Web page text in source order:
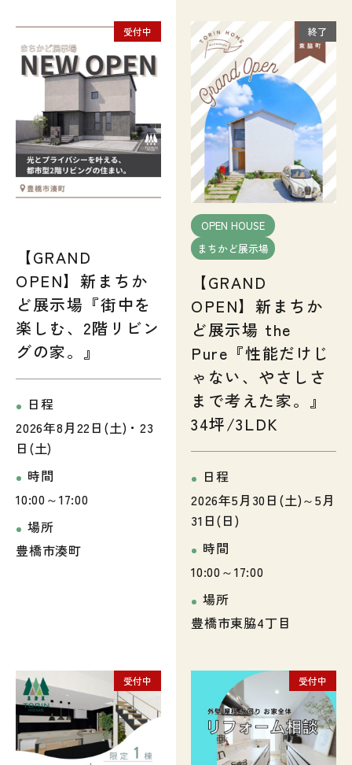
受付中
【GRAND
OPEN】新まちか
ど展示場『街中を
楽しむ、2階リビン
グの家。』
日程
2026年8月22日(土)・23
日(土)
時間
10:00～17:00
場所
豊橋市湊町
終了
OPEN HOUSE
まちかど展示場
【GRAND
OPEN】新まちか
ど展示場 the
Pure『性能だけじ
ゃない、やさしさ
まで考えた家。』
34坪/3LDK
日程
2026年5月30日(土)～5月
31日(日)
時間
10:00～17:00
場所
豊橋市東脇4丁目
受付中 受付中